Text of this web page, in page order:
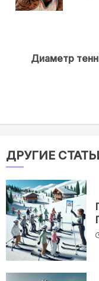
NextДиаметр
ДРУГИЕ